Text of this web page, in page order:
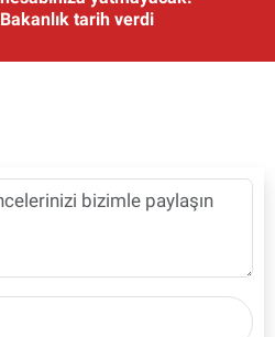
Bakanlık tarih verdi